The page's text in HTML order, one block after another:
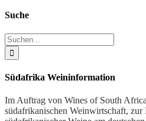
Suche
Suche
nach:
Südafrika Weininformation
Im Auftrag von Wines of South
südafrikanischen Weinwirtschaft,